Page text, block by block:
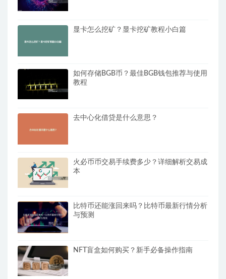
显卡怎么挖矿？显卡挖矿教程小白篇
如何存储BGB币？最佳BGB钱包推荐与使用
教程
去中心化借贷是什么意思？
火必币币交易手续费多少？详细解析交易成
本
比特币还能涨回来吗？比特币最新行情分析
与预测
NFT盲盒如何购买？新手必备操作指南